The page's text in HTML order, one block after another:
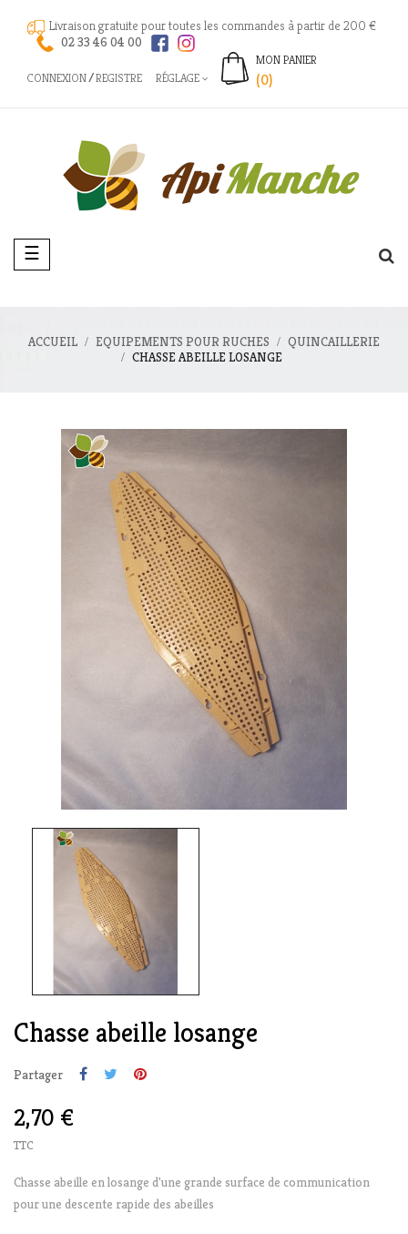
Livraison gratuite pour toutes les commandes à partir de 200 €
02 33 46 04 00
CONNEXION REGISTRE RÉGLAGE
MON PANIER
(0)
Basculer
la
☰
ACCUEIL EQUIPEMENTS POUR RUCHES
QUINCAILLERIE
CHASSE ABEILLE LOSANGE
Chasse abeille losange
Partager
2,70 €
TTC
Chasse abeille en losange d'une grande surface de communication
pour une descente rapide des abeilles